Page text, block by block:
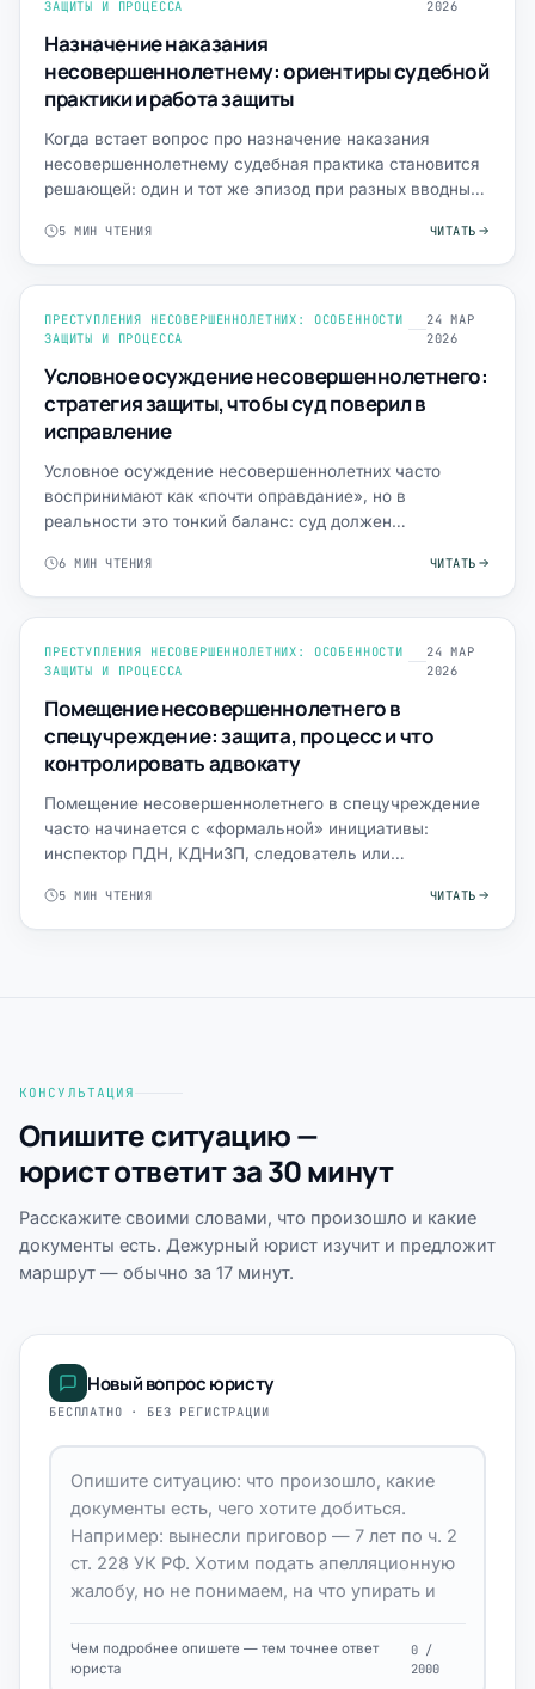
ЗАЩИТЫ И ПРОЦЕССА 2026
Назначение наказания
несовершеннолетнему: ориентиры судебной
практики и работа защиты
Когда встает вопрос про назначение наказания
несовершеннолетнему судебная практика становится
решающей: один и тот же эпизод при разных вводных
5 МИН ЧТЕНИЯ ЧИТАТЬ
ПРЕСТУПЛЕНИЯ НЕСОВЕРШЕННОЛЕТНИХ: ОСОБЕННОСТИ
ЗАЩИТЫ И ПРОЦЕССА
24 МАР
2026
Условное осуждение несовершеннолетнего:
стратегия защиты, чтобы суд поверил в
исправление
Условное осуждение несовершеннолетних часто
воспринимают как «почти оправдание», но в
реальности это тонкий баланс: суд должен
6 МИН ЧТЕНИЯ ЧИТАТЬ
ПРЕСТУПЛЕНИЯ НЕСОВЕРШЕННОЛЕТНИХ: ОСОБЕННОСТИ
ЗАЩИТЫ И ПРОЦЕССА
24 МАР
2026
Помещение несовершеннолетнего в
спецучреждение: защита, процесс и что
контролировать адвокату
Помещение несовершеннолетнего в спецучреждение
часто начинается с «формальной» инициативы:
инспектор ПДН, КДНиЗП, следователь или
5 МИН ЧТЕНИЯ ЧИТАТЬ
КОНСУЛЬТАЦИЯ
Опишите ситуацию —
юрист ответит за 30 минут
Расскажите своими словами, что произошло и какие
документы есть. Дежурный юрист изучит и предложит
маршрут — обычно за 17 минут.
Новый вопрос юристу
БЕСПЛАТНО · БЕЗ РЕГИСТРАЦИИ
Чем подробнее опишете — тем точнее ответ
юриста
0 /
2000